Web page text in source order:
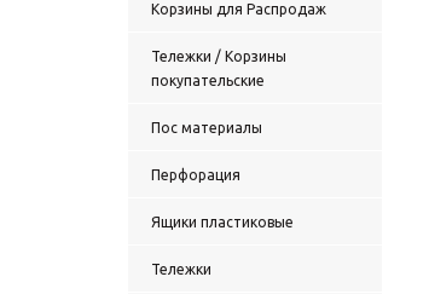
Корзины для Распродаж
Тележки / Корзины
покупательские
Пос материалы
Перфорация
Ящики пластиковые
Тележки